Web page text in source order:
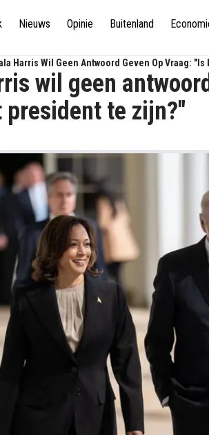
Nieuws Opinie Buitenland
Harris Wil Geen Antwoord Geven Op Vraag:
wil geen
te zijn?"